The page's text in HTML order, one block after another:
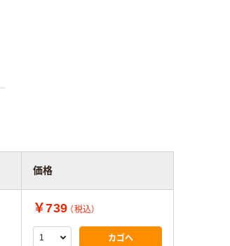
価格
￥739 （税込）
カゴへ